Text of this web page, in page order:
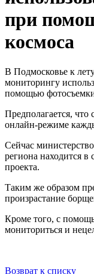
при
космоса
В Подмосковье к
мониторингу
помощью
Предполагается, что
онлайн-режиме
Сейчас
региона находится в
проекта.
Таким же образом
произрастание
Кроме того, с
мониториться и
Возврат к списку